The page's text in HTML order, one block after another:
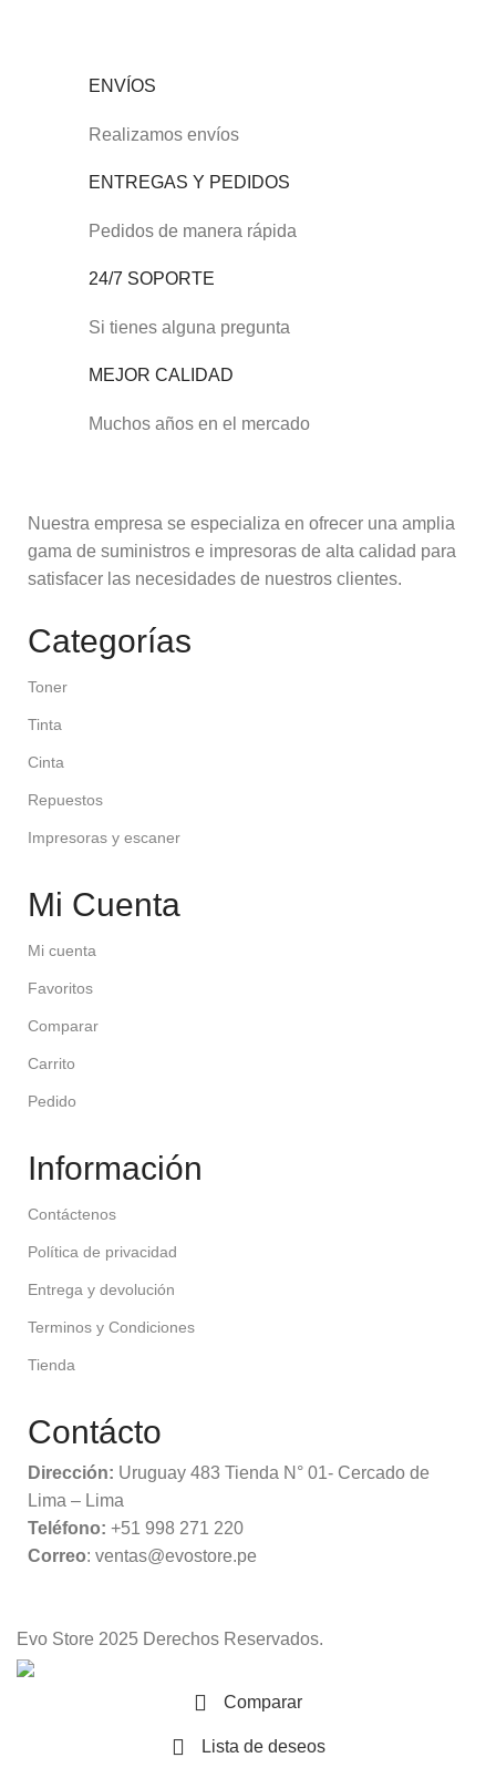
ENVÍOS
Realizamos envíos
ENTREGAS Y PEDIDOS
Pedidos de manera rápida
24/7 SOPORTE
Si tienes alguna pregunta
MEJOR CALIDAD
Muchos años en el mercado
Nuestra empresa se especializa en ofrecer una amplia
gama de suministros e impresoras de alta calidad para
satisfacer las necesidades de nuestros clientes.
Categorías
Toner
Tinta
Cinta
Repuestos
Impresoras y escaner
Mi Cuenta
Mi cuenta
Favoritos
Comparar
Carrito
Pedido
Información
Contáctenos
Política de privacidad
Entrega y devolución
Terminos y Condiciones
Tienda
Contácto
Dirección: Uruguay 483 Tienda N° 01- Cercado de
Lima – Lima
Teléfono: +51 998 271 220
Correo: ventas@evostore.pe
Evo Store 2025 Derechos Reservados.
Comparar
Lista de deseos